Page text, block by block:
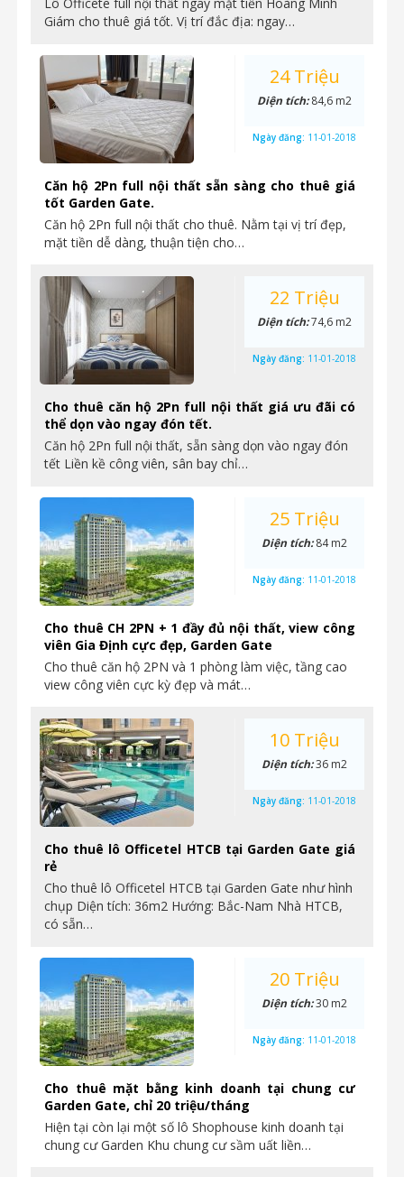
Giám cho thuê giá tốt. Vị trí đắc địa: ngay…
Căn hộ 2Pn full nội thất sẵn sàng cho thuê giá
tốt Garden Gate.
Căn hộ 2Pn full nội thất cho thuê. Nằm tại vị trí đẹp,
mặt tiền dễ dàng, thuận tiện cho…
24 Triệu
Diện tích:84,6 m2
Ngày đăng: 11-01-2018
Cho thuê căn hộ 2Pn full nội thất giá ưu đãi có
thể dọn vào ngay đón tết.
Căn hộ 2Pn full nội thất, sẵn sàng dọn vào ngay đón
tết Liền kề công viên, sân bay chỉ…
22 Triệu
Diện tích:74,6 m2
Ngày đăng: 11-01-2018
Cho thuê CH 2PN + 1 đầy đủ nội thất, view công
viên Gia Định cực đẹp, Garden Gate
Cho thuê căn hộ 2PN và 1 phòng làm việc, tầng cao
view công viên cực kỳ đẹp và mát…
25 Triệu
Diện tích:84 m2
Ngày đăng: 11-01-2018
Cho thuê lô Officetel HTCB tại Garden Gate giá
rẻ
Cho thuê lô Officetel HTCB tại Garden Gate như hình
chụp Diện tích: 36m2 Hướng: Bắc-Nam Nhà HTCB,
có sẵn…
10 Triệu
Diện tích:36 m2
Ngày đăng: 11-01-2018
Cho thuê mặt bằng kinh doanh tại chung cư
Garden Gate, chỉ 20 triệu/tháng
Hiện tại còn lại một số lô Shophouse kinh doanh tại
chung cư Garden Khu chung cư sầm uất liền…
20 Triệu
Diện tích:30 m2
Ngày đăng: 11-01-2018